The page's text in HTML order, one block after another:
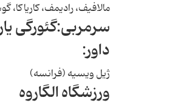
مالافیف، رادیمف،
سرمربی:گئورگی
داور:
ژیل ویسیه (فرانسه)
ورزشگاه الگاروه